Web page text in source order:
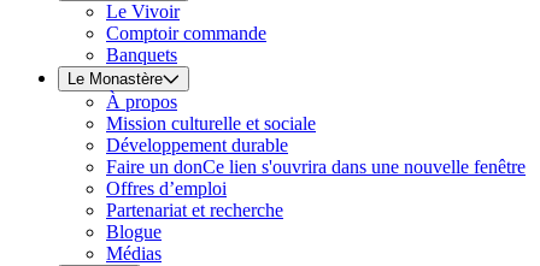
Le Vivoir
Comptoir commande
Banquets
Le Monastère
À propos
Mission culturelle et sociale
Développement durable
Faire un donCe lien s'ouvrira dans une nouvelle fenêtre
Offres d’emploi
Partenariat et recherche
Blogue
Médias